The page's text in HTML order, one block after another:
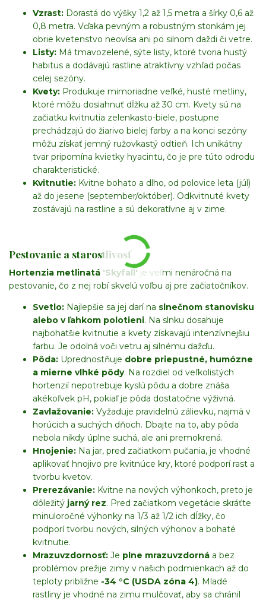
Vzrast: Dorastá do výšky 1,2 až 1,5 metra a šírky 0,6 až
0,8 metra. Vďaka pevným a robustným stonkám jej
obrie kvetenstvo neovísa ani po silnom daždi či vetre.
Listy: Má tmavozelené, sýte listy, ktoré tvoria hustý
habitus a dodávajú rastline atraktívny vzhľad počas
celej sezóny.
Kvety: Produkuje mimoriadne veľké, husté metliny,
ktoré môžu dosiahnuť dĺžku až 30 cm. Kvety sú na
začiatku kvitnutia zelenkasto-biele, postupne
prechádzajú do žiarivo bielej farby a na konci sezóny
môžu získať jemný ružovkastý odtieň. Ich unikátny
tvar pripomína kvietky hyacintu, čo je pre túto odrodu
charakteristické.
Kvitnutie: Kvitne bohato a dlho, od polovice leta (júl)
až do jesene (september/október). Odkvitnuté kvety
zostávajú na rastline a sú dekoratívne aj v zime.
Pestovanie a starostlivosť
Hortenzia metlinatá 'Skyfall' je veľmi nenáročná na
pestovanie, čo z nej robí skvelú voľbu aj pre začiatočníkov.
Svetlo: Najlepšie sa jej darí na slnečnom stanovisku
alebo v ľahkom polotieni. Na slnku dosahuje
najbohatšie kvitnutie a kvety získavajú intenzívnejšiu
farbu. Je odolná voči vetru aj silnému dažďu.
Pôda: Uprednostňuje dobre priepustné, humózne
a mierne vlhké pôdy. Na rozdiel od veľkolistých
hortenzií nepotrebuje kyslú pôdu a dobre znáša
akékoľvek pH, pokiaľ je pôda dostatočne výživná.
Zavlažovanie: Vyžaduje pravidelnú zálievku, najmä v
horúcich a suchých dňoch. Dbajte na to, aby pôda
nebola nikdy úplne suchá, ale ani premokrená.
Hnojenie: Na jar, pred začiatkom pučania, je vhodné
aplikovať hnojivo pre kvitnúce kry, ktoré podporí rast a
tvorbu kvetov.
Prerezávanie: Kvitne na nových výhonkoch, preto je
dôležitý jarný rez. Pred začiatkom vegetácie skráťte
minuloročné výhonky na 1/3 až 1/2 ich dĺžky, čo
podporí tvorbu nových, silných výhonov a bohaté
kvitnutie.
Mrazuvzdornosť: Je plne mrazuvzdorná a bez
problémov prežije zimy v našich podmienkach až do
teploty približne -34 °C (USDA zóna 4). Mladé
rastliny je vhodné na zimu mulčovať, aby sa chránil